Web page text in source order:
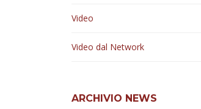
Video
Video dal Network
ARCHIVIO NEWS